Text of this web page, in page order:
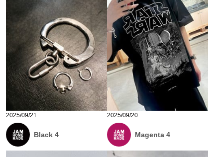
2025/09/21
Black 4
2025/09/20
Magenta 4